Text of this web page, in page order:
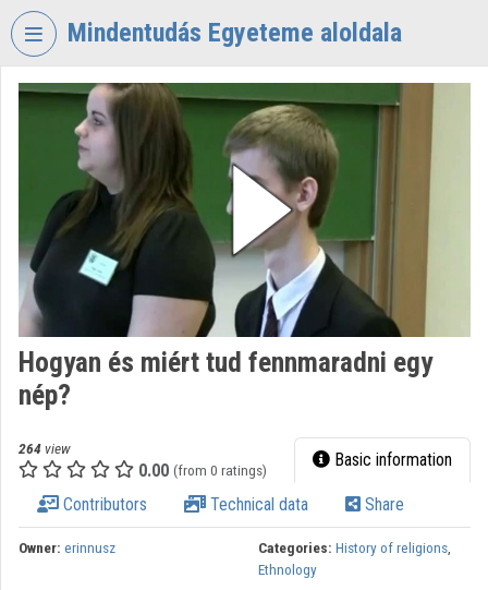
Skip header
Mindentudás Egyeteme aloldala
VIDEOTORIUM
MINDENTUDÁS
EGYETEME
Organization home
Log In
Organization discovery
Categories
Organization playlists
Organizations
Contributors
Hogyan és miért tud fennmaradni egy
nép?
264 view
0.00 (from 0 ratings) Basic information
Contributors Technical data Share
Owner: erinnusz Categories: History of religions,
Ethnology